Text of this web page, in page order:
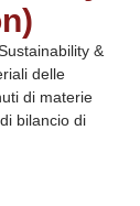
&
delle
di materie
bilancio di